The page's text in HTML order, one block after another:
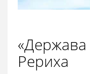
«Держава
Рериха